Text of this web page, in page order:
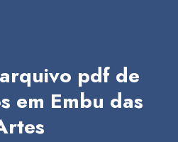
pdf de
em Embu das